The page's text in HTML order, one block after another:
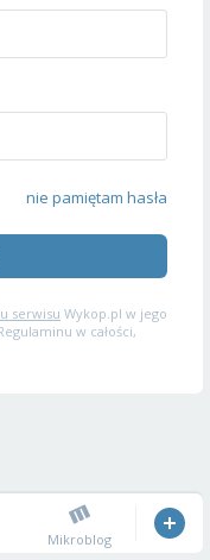
nie pamiętam hasła
serwisu Wykop.pl w jego
w całości,
Mikroblog